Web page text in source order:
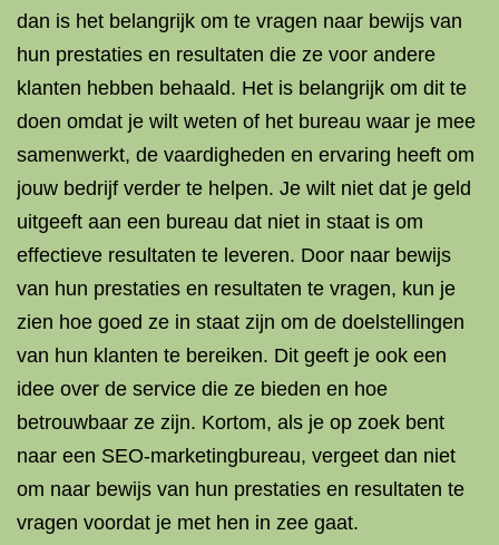
dan is het belangrijk om te vragen naar bewijs van
hun prestaties en resultaten die ze voor andere
klanten hebben behaald. Het is belangrijk om dit te
doen omdat je wilt weten of het bureau waar je mee
samenwerkt, de vaardigheden en ervaring heeft om
jouw bedrijf verder te helpen. Je wilt niet dat je geld
uitgeeft aan een bureau dat niet in staat is om
effectieve resultaten te leveren. Door naar bewijs
van hun prestaties en resultaten te vragen, kun je
zien hoe goed ze in staat zijn om de doelstellingen
van hun klanten te bereiken. Dit geeft je ook een
idee over de service die ze bieden en hoe
betrouwbaar ze zijn. Kortom, als je op zoek bent
naar een SEO-marketingbureau, vergeet dan niet
om naar bewijs van hun prestaties en resultaten te
vragen voordat je met hen in zee gaat.